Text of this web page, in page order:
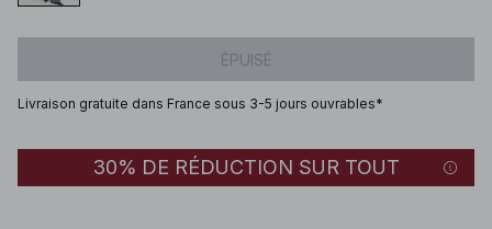
ÉPUISÉ
Livraison gratuite dans France sous 3-5 jours ouvrables*
30% DE RÉDUCTION SUR TOUT